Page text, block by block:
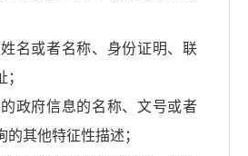
名或者名称、身份证明、联
政府信息的名称、文号或者
其他特征性描述；